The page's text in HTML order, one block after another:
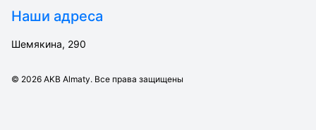
Наши адреса
Шемякина, 290
© 2026 AKB Almaty. Все права защищены